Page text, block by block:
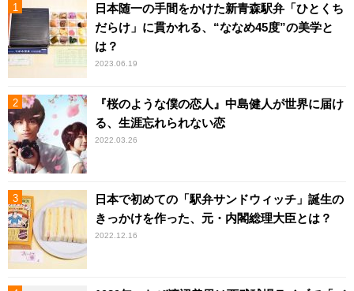
日本随一の手間をかけた新青森駅弁「ひとくち
だらけ」に貫かれる、“ななめ45度”の美学と
は？
2023.06.19
『桜のような僕の恋人』中島健人が世界に届け
る、生涯忘れられない恋
2022.03.26
日本で初めての「駅弁サンドウィッチ」誕生の
きっかけを作った、元・内閣総理大臣とは？
2022.12.16